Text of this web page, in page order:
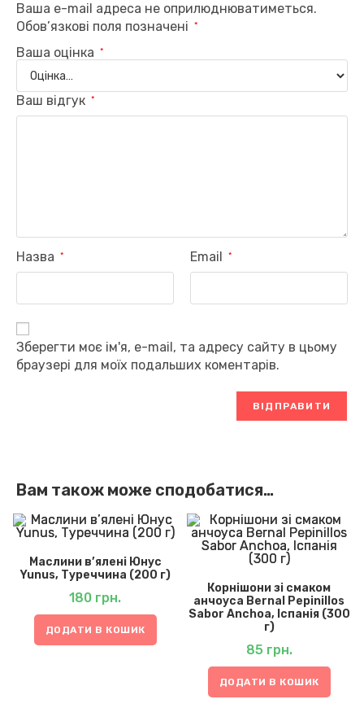
Ваша e-mail адреса не оприлюднюватиметься.
Обов’язкові поля позначені
*
Ваша оцінка *
Ваш відгук *
Назва * Email *
Зберегти моє ім'я, e-mail, та адресу сайту в цьому
браузері для моїх подальших коментарів.
Вам також може сподобатися…
Маслини в’ялені Юнус
Yunus, Туреччина (200 г)
180 грн.
ДОДАТИ В КОШИК
Корнішони зі смаком
анчоуса Bernal Pepinillos
Sabor Anchoa, Іспанія (300
г)
85 грн.
ДОДАТИ В КОШИК